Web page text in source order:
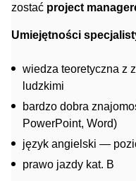
zostać project
Umiejętności
wiedza teoretyczna z
ludzkimi
bardzo dobra
PowerPoint, Word)
język angielski —
prawo jazdy kat. B